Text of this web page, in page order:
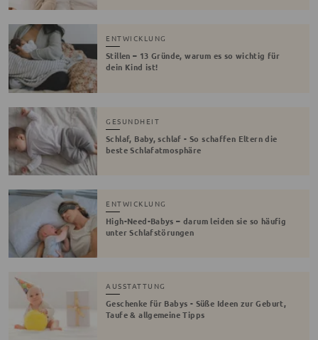
ENTWICKLUNG
Stillen – 13 Gründe, warum es so wichtig für
dein Kind ist!
GESUNDHEIT
Schlaf, Baby, schlaf - So schaffen Eltern die
beste Schlafatmosphäre
ENTWICKLUNG
High-Need-Babys – darum leiden sie so häufig
unter Schlafstörungen
AUSSTATTUNG
Geschenke für Babys - Süße Ideen zur Geburt,
Taufe & allgemeine Tipps